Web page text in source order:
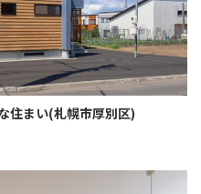
住まい(札幌市厚別区)